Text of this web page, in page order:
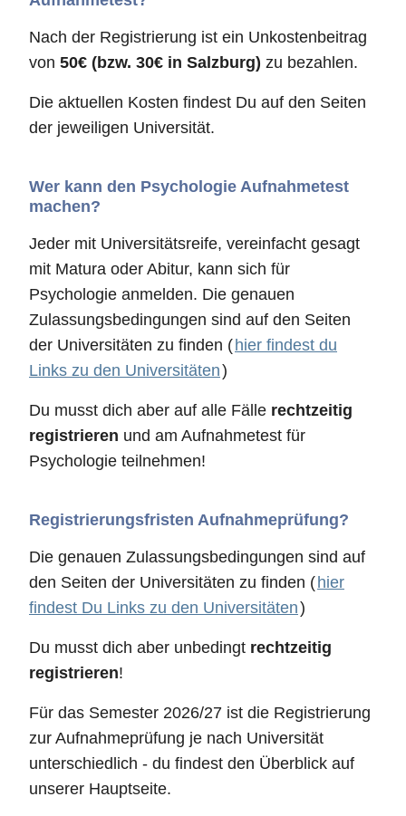
Nach der Registrierung ist ein Unkostenbeitrag
von 50€ (bzw. 30€ in Salzburg) zu bezahlen.
Die aktuellen Kosten findest Du auf den Seiten
der jeweiligen Universität.
Wer kann den Psychologie Aufnahmetest
machen?
Jeder mit Universitätsreife, vereinfacht gesagt
mit Matura oder Abitur, kann sich für
Psychologie anmelden. Die genauen
Zulassungsbedingungen sind auf den Seiten
der Universitäten zu finden ( hier findest du
Links zu den Universitäten)
Du musst dich aber auf alle Fälle rechtzeitig
registrieren und am Aufnahmetest für
Psychologie teilnehmen!
Registrierungsfristen Aufnahmeprüfung?
Die genauen Zulassungsbedingungen sind auf
den Seiten der Universitäten zu finden ( hier
findest Du Links zu den Universitäten)
Du musst dich aber unbedingt rechtzeitig
registrieren!
Für das Semester 2026/27 ist die Registrierung
zur Aufnahmeprüfung je nach Universität
unterschiedlich - du findest den Überblick auf
unserer Hauptseite.